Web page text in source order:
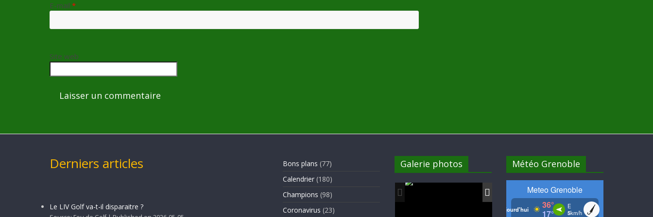
E-mail *
Site web
Derniers articles
Le LIV Golf va-t-il disparaitre ?
Bons plans (77)
Calendrier (180)
Champions (98)
Coronavirus (23)
Galerie photos Météo Grenoble